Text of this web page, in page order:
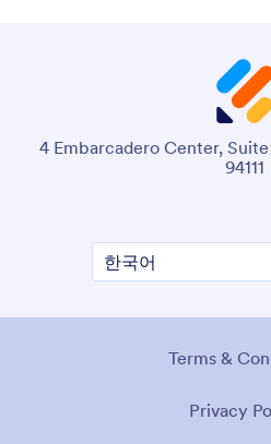
4 Embarcadero Center,
94111
Terms &
Privacy